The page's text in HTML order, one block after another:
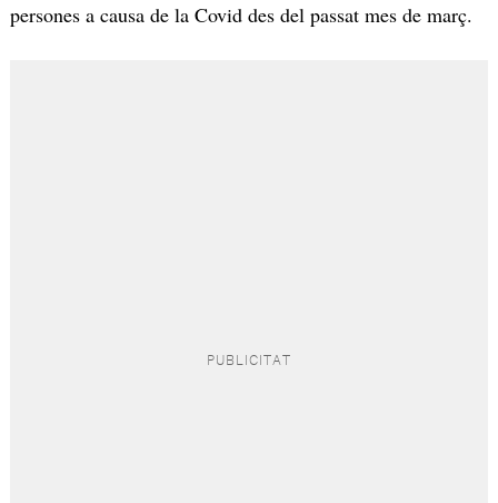
persones a causa de la Covid des del passat mes de març.